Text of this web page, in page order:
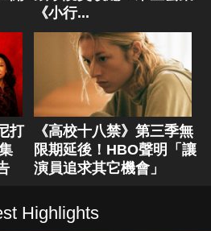
《小行...
打
《高校十八禁》第三季無
限期延後！HBO聲明「讓
演員追求其它機會」
Highlights